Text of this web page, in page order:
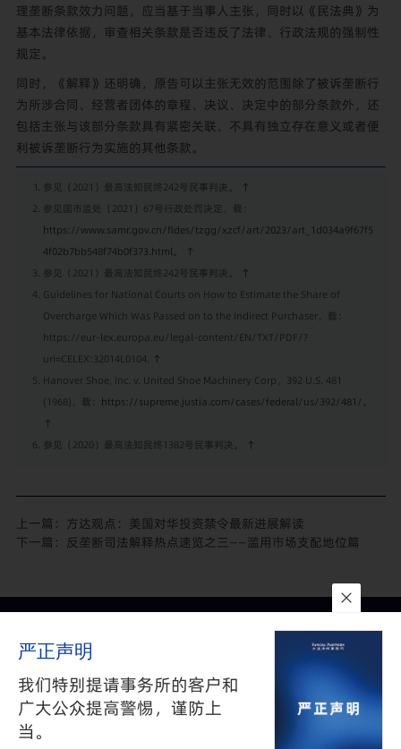
理垄断条款效力问题，应当基于当事人主张，同时以《民法典》为
基本法律依据，审查相关条款是否违反了法律、行政法规的强制性
规定。
同时，《解释》还明确，原告可以主张无效的范围除了被诉垄断行
为所涉合同、经营者团体的章程、决议、决定中的部分条款外，还
包括主张与该部分条款具有紧密关联、不具有独立存在意义或者便
利被诉垄断行为实施的其他条款。
参见（2021）最高法知民终242号民事判决。
↑
参见国市监处〔2021〕67号行政处罚决定，载：
https://www.samr.gov.cn/fldes/tzgg/xzcf/art/2023/art_1d034a9f67f5
4f02b7bb548f74b0f373.html。
↑
参见（2021）最高法知民终242号民事判决。
↑
Guidelines for National Courts on How to Estimate the Share of
Overcharge Which Was Passed on to the Indirect Purchaser，载：
https://eur-lex.europa.eu/legal-content/EN/TXT/PDF/?
uri=CELEX:32014L0104. ↑
Hanover Shoe, Inc. v. United Shoe Machinery Corp，392 U.S. 481
(1968)，载： https://supreme.justia.com/cases/federal/us/392/481/
↑
参见（2020）最高法知民终1382号民事判决。
↑
上一篇： 方达观点：美国对华投资禁令最新进展解读
下一篇： 反垄断司法解释热点速览之三——滥用市场支配地位篇
沪ICP备05009743号-1
沪公网安备 31010602002626号
©2025 FANGDA PARTNERS. ALL RIGHTS RESERVED 上海市方达
律师事务所版权所有
严正声明
我们特别提请事务所的客户和
广大公众提高警惕，谨防上
当。